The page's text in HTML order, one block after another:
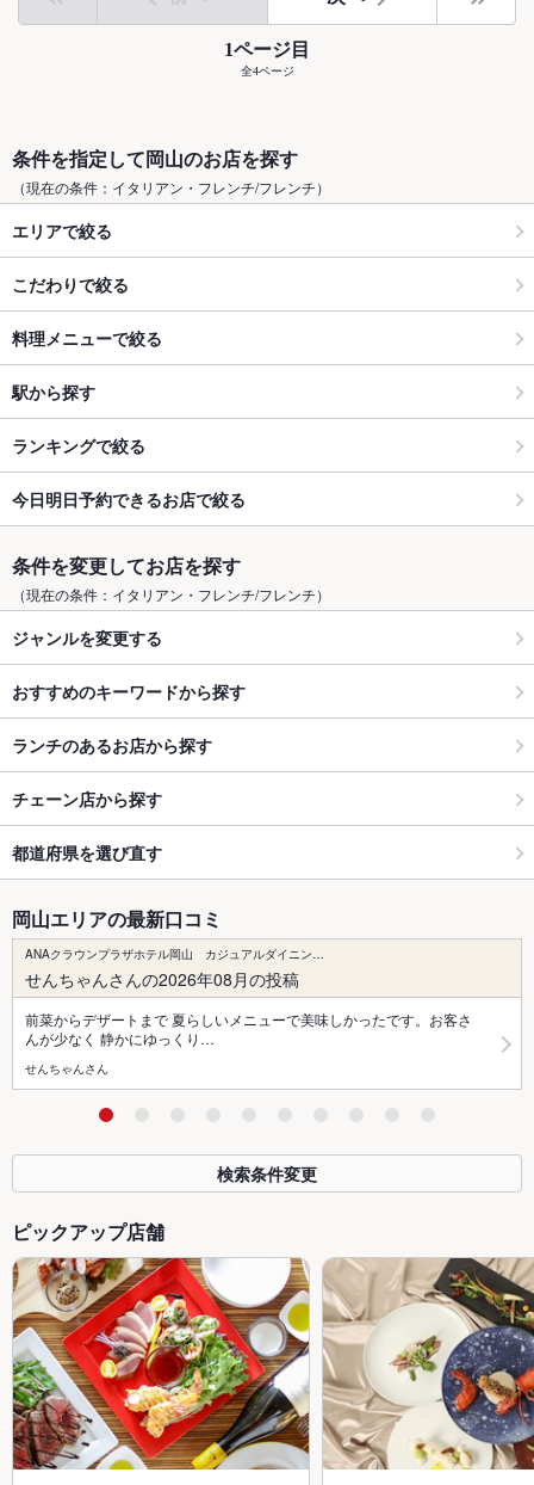
1ページ目
全4ページ
条件を指定して岡山のお店を探す
（現在の条件：イタリアン・フレンチ/フレンチ）
エリアで絞る
こだわりで絞る
料理メニューで絞る
駅から探す
ランキングで絞る
今日明日予約できるお店で絞る
条件を変更してお店を探す
（現在の条件：イタリアン・フレンチ/フレンチ）
ジャンルを変更する
おすすめのキーワードから探す
ランチのあるお店から探す
チェーン店から探す
都道府県を選び直す
岡山エリアの最新口コミ
ANAクラウンプラザホテル岡山 カジュアルダイニン…
せんちゃんさんの2026年08月の投稿
前菜からデザートまで 夏らしいメニューで美味しかったです。お客さ
んが少なく 静かにゆっくり…
せんちゃんさん
検索条件変更
ピックアップ店舗